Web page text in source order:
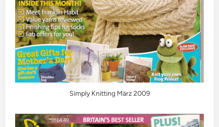
Simply Knitting März 2009